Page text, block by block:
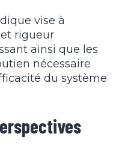
vise à
rigueur
ainsi que les
nécessaire
du système